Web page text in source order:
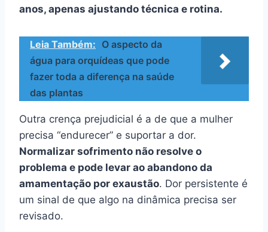
anos, apenas ajustando técnica e rotina.
Leia Também: O aspecto da
água para orquídeas que pode
fazer toda a diferença na saúde
das plantas
Outra crença prejudicial é a de que a mulher
precisa “endurecer” e suportar a dor.
Normalizar sofrimento não resolve o
problema e pode levar ao abandono da
amamentação por exaustão. Dor persistente é
um sinal de que algo na dinâmica precisa ser
revisado.